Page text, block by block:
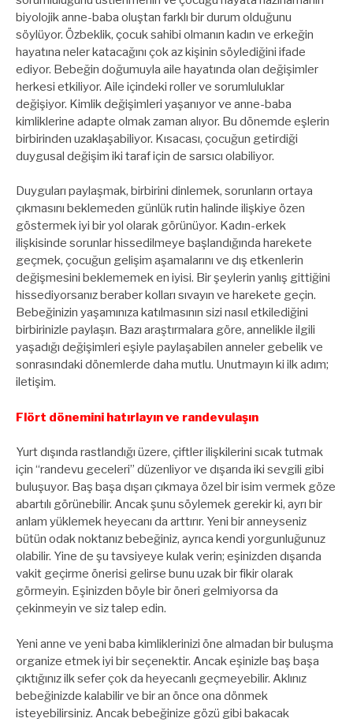
biyolojik anne-baba oluştan farklı bir durum olduğunu
söylüyor. Özbeklik, çocuk sahibi olmanın kadın ve erkeğin
hayatına neler katacağını çok az kişinin söylediğini ifade
ediyor. Bebeğin doğumuyla aile hayatında olan değişimler
herkesi etkiliyor. Aile içindeki roller ve sorumluluklar
değişiyor. Kimlik değişimleri yaşanıyor ve anne-baba
kimliklerine adapte olmak zaman alıyor. Bu dönemde eşlerin
birbirinden uzaklaşabiliyor. Kısacası, çocuğun getirdiği
duygusal değişim iki taraf için de sarsıcı olabiliyor.
Duyguları paylaşmak, birbirini dinlemek, sorunların ortaya
çıkmasını beklemeden günlük rutin halinde ilişkiye özen
göstermek iyi bir yol olarak görünüyor. Kadın-erkek
ilişkisinde sorunlar hissedilmeye başlandığında harekete
geçmek, çocuğun gelişim aşamalarını ve dış etkenlerin
değişmesini beklememek en iyisi. Bir şeylerin yanlış gittiğini
hissediyorsanız beraber kolları sıvayın ve harekete geçin.
Bebeğinizin yaşamınıza katılmasının sizi nasıl etkilediğini
birbirinizle paylaşın. Bazı araştırmalara göre, annelikle ilgili
yaşadığı değişimleri eşiyle paylaşabilen anneler gebelik ve
sonrasındaki dönemlerde daha mutlu. Unutmayın ki ilk adım;
iletişim.
Flört dönemini hatırlayın ve randevulaşın
Yurt dışında rastlandığı üzere, çiftler ilişkilerini sıcak tutmak
için “randevu geceleri” düzenliyor ve dışarıda iki sevgili gibi
buluşuyor. Baş başa dışarı çıkmaya özel bir isim vermek göze
abartılı görünebilir. Ancak şunu söylemek gerekir ki, ayrı bir
anlam yüklemek heyecanı da arttırır. Yeni bir anneyseniz
bütün odak noktanız bebeğiniz, ayrıca kendi yorgunluğunuz
olabilir. Yine de şu tavsiyeye kulak verin; eşinizden dışarıda
vakit geçirme önerisi gelirse bunu uzak bir fikir olarak
görmeyin. Eşinizden böyle bir öneri gelmiyorsa da
çekinmeyin ve siz talep edin.
Yeni anne ve yeni baba kimliklerinizi öne almadan bir buluşma
organize etmek iyi bir seçenektir. Ancak eşinizle baş başa
çıktığınız ilk sefer çok da heyecanlı geçmeyebilir. Aklınız
bebeğinizde kalabilir ve bir an önce ona dönmek
isteyebilirsiniz. Ancak bebeğinize gözü gibi bakacak